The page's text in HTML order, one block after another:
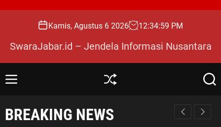
Kamis, Agustus 6 2026 12:35:01 PM
SwaraJabar.id – Jendela Informasi Nusantara
M
u
S
ff
S
r
BREAKING NEWS